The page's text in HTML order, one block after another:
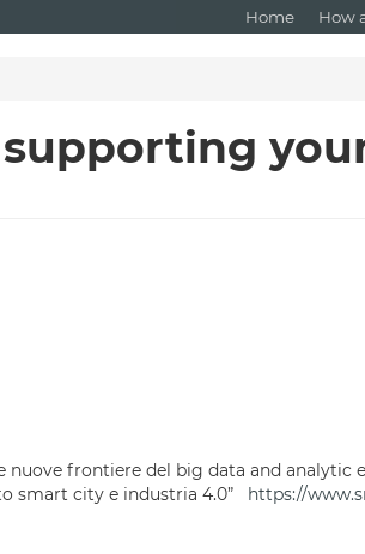
Home How
nuove frontiere del big data and analytic
smart city e industria 4.0” https://